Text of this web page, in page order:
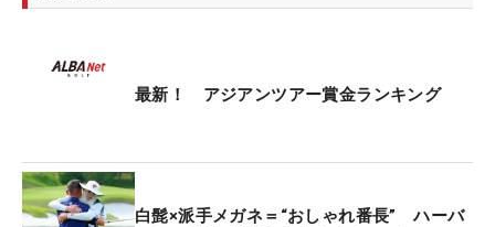
最新！ アジアンツアー賞金ランキング
白髭×派手メガネ＝“おしゃれ番長” ハーバ